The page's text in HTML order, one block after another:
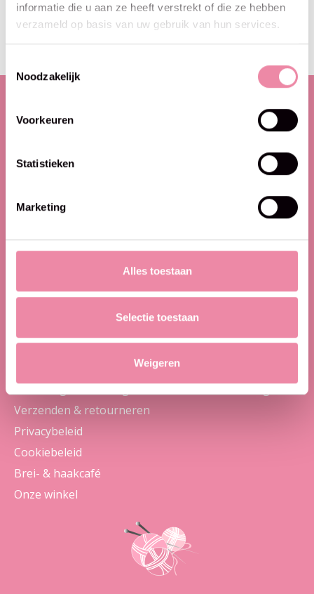
informatie die u aan ze heeft verstrekt of die ze hebben
verzameld op basis van uw gebruik van hun services.
Noodzakelijk
Voorkeuren
Statistieken
Marketing
Alles toestaan
Selectie toestaan
Weigeren
Maak je geen zorgen, we sturen geen spam
Categorieën
Pakketten
Workshops
Registreren
Informatie
Producten , prijzen en promoties
Bestelling en betaling, betaalmethoden, levering
Verzenden & retourneren
Privacybeleid
Cookiebeleid
Brei- & haakcafé
Onze winkel